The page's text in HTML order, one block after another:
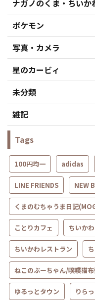
ナガノのくま・ちいか
ポケモン
写真・カメラ
星のカービィ
未分類
雑記
Tags
100円均一 adidas
LINE FRIENDS NEW
くまのむちゃうま日記
ことりカフェ ちいかわ
ちいかわレストラン
ねこのぶーちゃん/噗噗猫
ゆるっとタウン りら